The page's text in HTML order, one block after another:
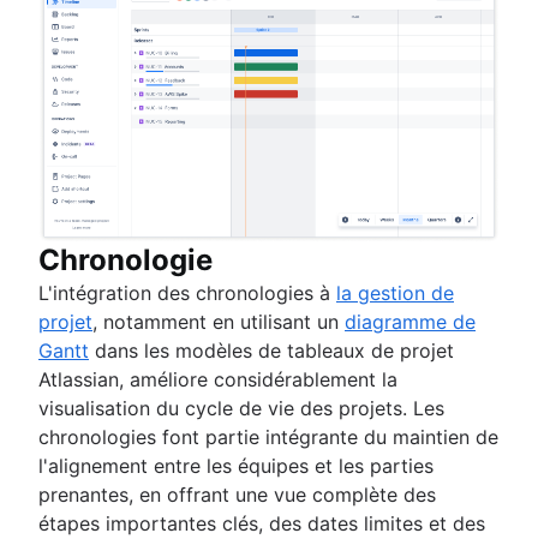
Chronologie
L'intégration des chronologies à la gestion de
projet, notamment en utilisant un diagramme de
Gantt dans les modèles de tableaux de projet
Atlassian, améliore considérablement la
visualisation du cycle de vie des projets. Les
chronologies font partie intégrante du maintien de
l'alignement entre les équipes et les parties
prenantes, en offrant une vue complète des
étapes importantes clés, des dates limites et des